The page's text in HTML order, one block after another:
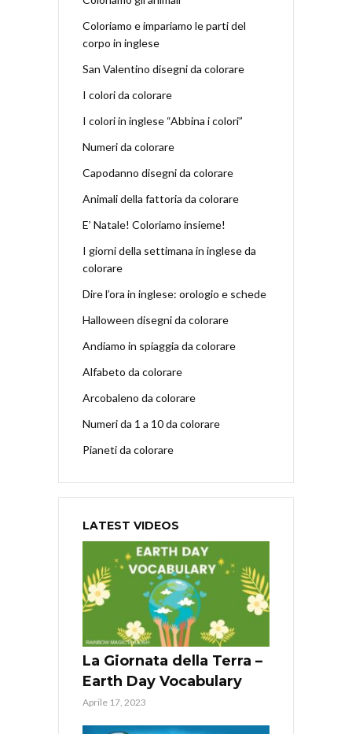
Coloriamo e impariamo le parti del
corpo in inglese
San Valentino disegni da colorare
I colori da colorare
I colori in inglese “Abbina i colori”
Numeri da colorare
Capodanno disegni da colorare
Animali della fattoria da colorare
E’ Natale! Coloriamo insieme!
I giorni della settimana in inglese da
colorare
Dire l’ora in inglese: orologio e schede
Halloween disegni da colorare
Andiamo in spiaggia da colorare
Alfabeto da colorare
Arcobaleno da colorare
Numeri da 1 a 10 da colorare
Pianeti da colorare
LATEST VIDEOS
La Giornata della Terra –
Earth Day Vocabulary
Aprile 17, 2023